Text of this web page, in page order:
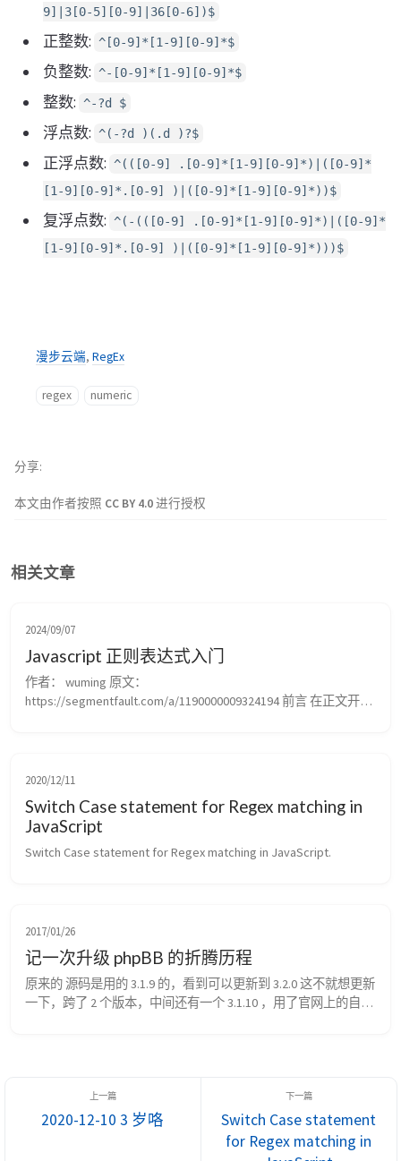
9]|3[0-5][0-9]|36[0-6])$
正整数: ^[0-9]*[1-9][0-9]*$
负整数: ^-[0-9]*[1-9][0-9]*$
整数: ^-?d $
浮点数: ^(-?d )(.d )?$
正浮点数: ^(([0-9] .[0-9]*[1-9][0-9]*)|([0-9]*
[1-9][0-9]*.[0-9] )|([0-9]*[1-9][0-9]*))$
复浮点数: ^(-(([0-9] .[0-9]*[1-9][0-9]*)|([0-9]*
[1-9][0-9]*.[0-9] )|([0-9]*[1-9][0-9]*)))$
漫步云端, RegEx
regex numeric
本文由作者按照 CC BY 4.0进行授权
分享
相关文章
2024/09/07
Javascript 正则表达式入门
作者： wuming 原文：
https://segmentfault.com/a/1190000009324194 前言 在正文开始
是，我们为什么要使用正则表达式呢？下面我们就看一下下面这
2020/12/11
Switch Case statement for Regex matching in
JavaScript
Switch Case statement for Regex matching in JavaScript.
2017/01/26
记一次升级 phpBB 的折腾历程
原来的 源码是用的 3.1.9 的，看到可以更新到 3.2.0 这不就想更新
一下，跨了 2 个版本，中间还有一个 3.1.10 ，用了官网上的自动
2020-12-10 3 岁咯
Switch Case statement
for Regex matching in